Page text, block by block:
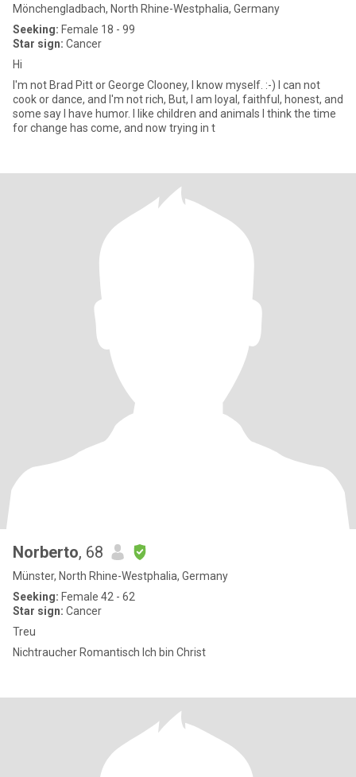
Mönchengladbach, North Rhine-Westphalia, Germany
Seeking: Female 18 - 99
Star sign: Cancer
Hi
I'm not Brad Pitt or George Clooney, I know myself. :-) I can not
cook or dance, and I'm not rich, But, I am loyal, faithful, honest, and
some say I have humor. I like children and animals I think the time
for change has come, and now trying in t
Norberto, 68
Münster, North Rhine-Westphalia, Germany
Seeking: Female 42 - 62
Star sign: Cancer
Treu
Nichtraucher Romantisch Ich bin Christ